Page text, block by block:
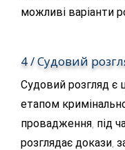
можливі варіанти
4 / Судовий
Судовий розгляд є
етапом
провадження, під
розглядає докази,